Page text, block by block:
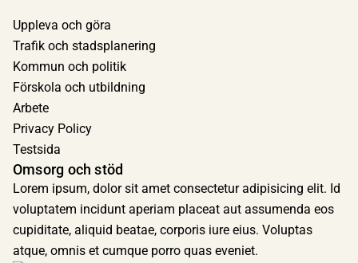
Uppleva och göra
Trafik och stadsplanering
Kommun och politik
Förskola och utbildning
Arbete
Privacy Policy
Testsida
Omsorg och stöd
Lorem ipsum, dolor sit amet consectetur adipisicing elit. Id
voluptatem incidunt aperiam placeat aut assumenda eos
cupiditate, aliquid beatae, corporis iure eius. Voluptas
atque, omnis et cumque porro quas eveniet.